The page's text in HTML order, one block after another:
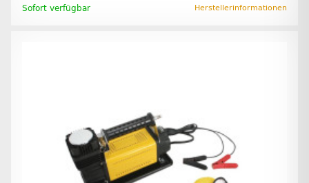
Sofort verfügbar Herstellerinformationen